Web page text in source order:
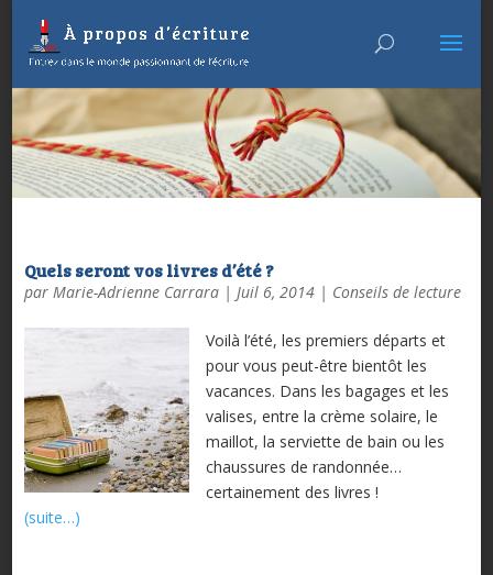
Quels seront vos livres d’été ?
par Marie-Adrienne Carrara| Juil 6, 2014| Conseils de lecture
Voilà l’été, les premiers départs et
pour vous peut-être bientôt les
vacances. Dans les bagages et les
valises, entre la crème solaire, le
maillot, la serviette de bain ou les
chaussures de randonnée…
certainement des livres !
(suite…)